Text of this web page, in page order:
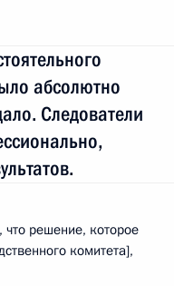
абсолютно
Следователи
что решение, которое
комитета],